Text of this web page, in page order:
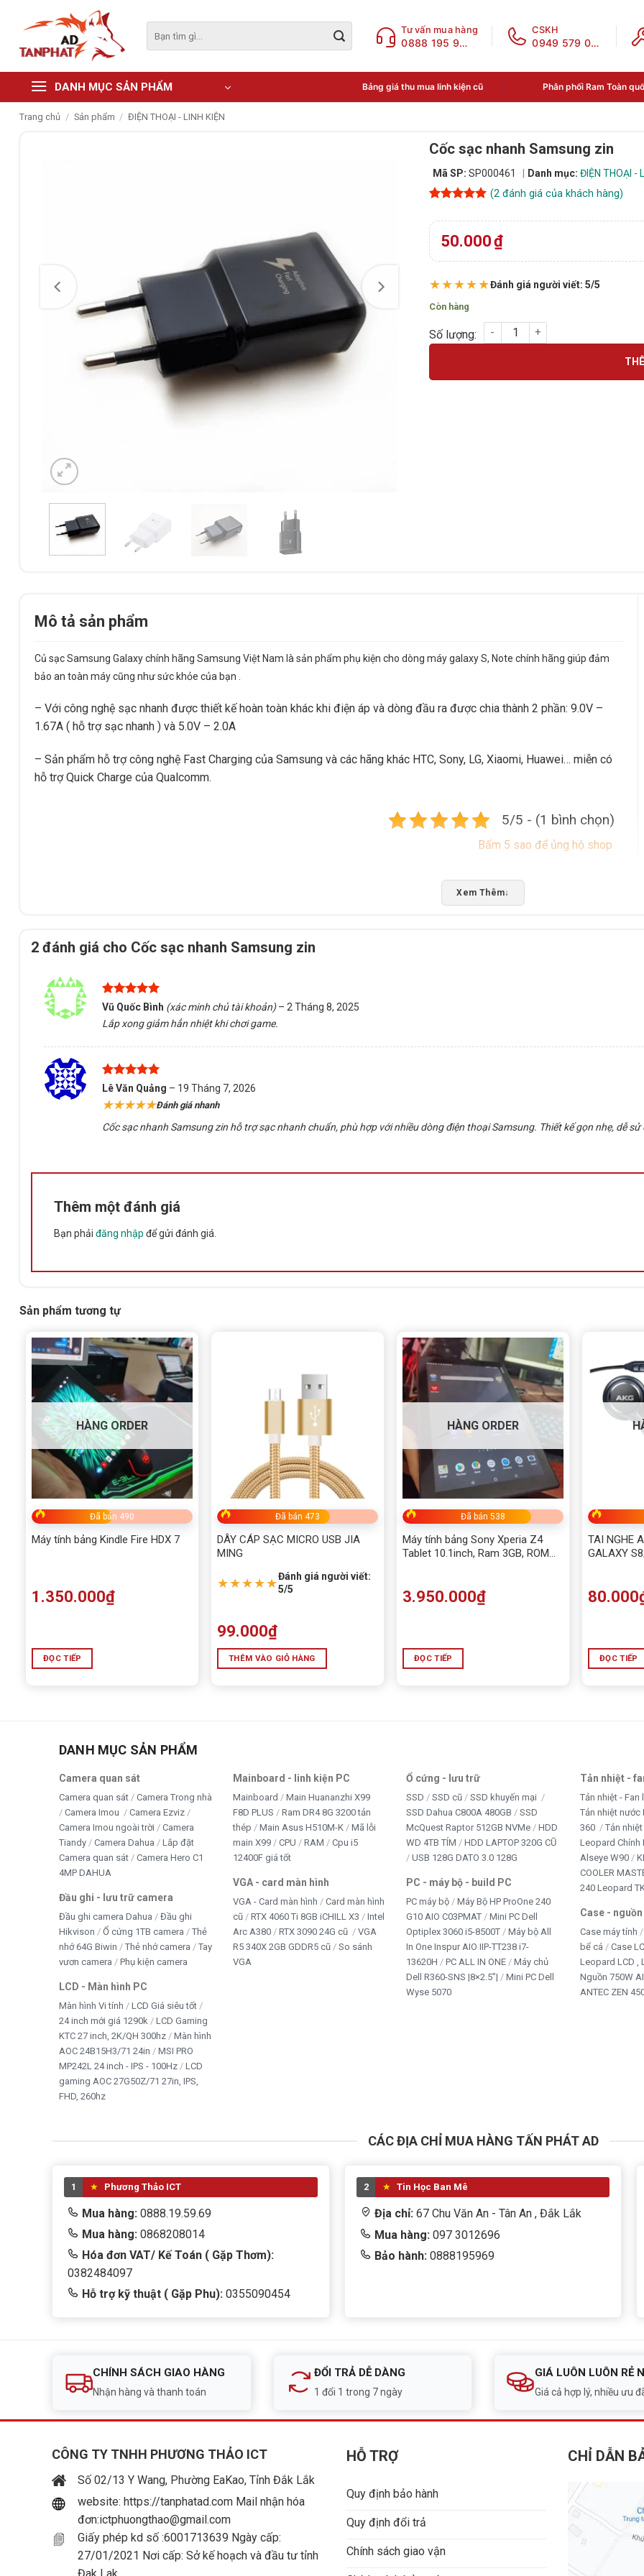
content
kiếm:
Tư vấn mua hàng
0888 195 969
CSKH
0949 579 078
DANH MỤC SẢN PHẨM Bảng giá thu mua linh kiện cũ Phân phối Ram Toàn
Trang chủ / Sản phẩm / ĐIỆN THOẠI - LINH KIỆN
Cốc sạc nhanh Samsung zin
Mã SP: SP000461 Danh mục: ĐIỆN THOẠI -
dựa trên
đánh giá
(2 đánh giá của khách hàng)
50.000₫
★★★★★Đánh giá người viết: 5/5
Còn hàng
Cốc sạc nhanh Samsung zin số lượng
Mô tả sản phẩm
Củ sạc Samsung Galaxy chính hãng Samsung Việt Nam là sản phẩm phụ kiện cho dòng máy galaxy S, Note chính hãng giúp đảm
bảo an toàn máy cũng như sức khỏe của bạn .
– Với công nghệ sạc nhanh được thiết kế hoàn toàn khác khi điện áp và dòng đầu ra được chia thành 2 phần: 9.0V –
1.67A ( hỗ trợ sạc nhanh ) và 5.0V – 2.0A
– Sản phẩm hỗ trợ công nghệ Fast Charging của Samsung và các hãng khác HTC, Sony, LG, Xiaomi, Huawei… miễn có
hỗ trợ Quick Charge của Qualcomm.
5/5 - (1 bình chọn)
Bấm 5 sao để ủng hộ shop
Xem Thêm↓
2 đánh giá cho Cốc sạc nhanh Samsung zin
Được xếp
hạng
sao
Vũ Quốc Bình (xác minh chủ tài khoản) – 2 Tháng 8, 2025
Lắp xong giảm hẳn nhiệt khi chơi game.
Được xếp
hạng5
5
sao
Lê Văn Quảng – 19 Tháng 7, 2026
★★★★★Đánh giá nhanh
Cốc sạc nhanh Samsung zin hỗ trợ sạc nhanh chuẩn, phù hợp với nhiều dòng điện thoại Samsung. Thiết kế gọn nhẹ, dễ
Thêm một đánh giá
Bạn phải đăng nhập để gửi đánh giá.
Sản phẩm tương tự
HÀNG ORDER
Đã bán 490
Máy tính bảng Kindle Fire HDX 7
1.350.000₫
ĐỌC TIẾP
Đã bán 473
DÂY CÁP SẠC MICRO USB JIA
MING
★★★★★Đánh giá người viết:
5/5
99.000₫
THÊM VÀO GIỎ HÀNG
HÀNG ORDER
Đã bán 538
Máy tính bảng Sony Xperia Z4
Tablet 10.1inch, Ram 3GB, ROM
3.950.000₫
ĐỌC TIẾP
TAI NGHE
GALAXY
80.000
ĐỌC TIẾP
DANH MỤC SẢN PHẨM
Camera quan sát
Camera quan sát
Camera Trong nhà
Camera Imou
Camera Ezviz
Camera Imou ngoài trời
Camera
Tiandy
Camera Dahua
Lắp đặt
Camera quan sát
Camera Hero C1
4MP DAHUA
Đầu ghi - lưu trữ camera
Đầu ghi camera Dahua
Đầu ghi
Hikvison
Ổ cứng 1TB camera
Thẻ
nhớ 64G Biwin
Thẻ nhớ camera
Tay
vươn camera
Phụ kiện camera
LCD - Màn hình PC
Màn hình Vi tính
LCD Giá siêu tốt
24 inch mới giá 1290k
LCD Gaming
KTC 27 inch, 2K/QH 300hz
Màn hình
AOC 24B15H3/71 24in
MSI PRO
MP242L 24 inch - IPS - 100Hz
LCD
gaming AOC 27G50Z/71 27in, IPS,
FHD, 260hz
Mainboard - linh kiện PC
Mainboard
Main Huananzhi X99
F8D PLUS
Ram DR4 8G 3200 tản
thép
Main Asus H510M-K
Mã lỗi
main X99
CPU RAM
Cpu i5
12400F giá tốt
VGA - card màn hình
VGA - Card màn hình
Card màn hình
cũ
RTX 4060 Ti 8GB iCHILL X3
Intel
Arc A380
RTX 3090 24G cũ
VGA
R5 340X 2GB GDDR5 cũ
So sánh
VGA
Ổ cứng - lưu trữ
SSD SSD cũ
SSD khuyến mại
SSD Dahua C800A 480GB
SSD
McQuest Raptor 512GB NVMe
HDD
WD 4TB TÍM
HDD LAPTOP 320G CŨ
USB 128G DATO 3.0 128G
PC - máy bộ - build PC
PC máy bộ
Máy Bộ HP ProOne 240
G10 AIO C03PMAT
Mini PC Dell
Optiplex 3060 i5-8500T
Máy bộ All
In One Inspur AIO IIP-TT238 i7-
13620H
PC ALL IN ONE
Máy chủ
Dell R360-SNS |8×2.5”|
Mini PC Dell
Wyse 5070
Tản nhiệt -
Tản nhiệt - Fan
Tản nhiệt nước
360
Tản
Leopard Chính
Alseye W90
COOLER
240 Leopard
Case -
Case máy tính
bể cá
Case
Leopard LCD ,
Nguồn 750W
ANTEC ZEN
CÁC ĐỊA CHỈ MUA HÀNG TẤN PHÁT AD
1 Phương Thảo ICT
Mua hàng: 0888.19.59.69
Mua hàng: 0868208014
Hóa đơn VAT/ Kế Toán ( Gặp Thơm):
0382484097
Hỗ trợ kỹ thuật ( Gặp Phu): 0355090454
2 Tin Học Ban Mê
Địa chỉ: 67 Chu Văn An - Tân An , Đắk Lắk
Mua hàng: 097 3012696
Bảo hành: 0888195969
CHÍNH SÁCH GIAO HÀNG
Nhận hàng và thanh toán
ĐỔI TRẢ DỄ DÀNG
1 đổi 1 trong 7 ngày
GIÁ LUÔN LUÔN RẺ
Giá cả hợp lý, nhiều ưu
CÔNG TY TNHH PHƯƠNG THẢO ICT
Số 02/13 Y Wang, Phường EaKao, Tỉnh Đắk Lắk
website: https://tanphatad.com Mail nhận hóa
đơn:ictphuongthao@gmail.com
Giấy phép kd số :6001713639 Ngày cấp:
27/01/2021 Nơi cấp: Sở kế hoạch và đầu tư tỉnh
HỖ TRỢ
Quy định bảo hành
Quy định đổi trả
Chính sách giao vận
CHỈ DẪN